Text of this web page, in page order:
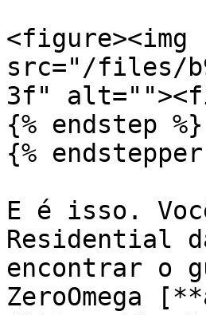
<figure><img
src="/files/
3f"
{% endstep %}
{%
E é isso.
Residential
encontrar o
ZeroOmega